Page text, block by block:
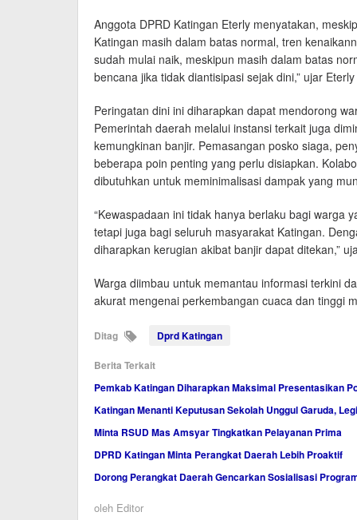
Anggota DPRD Katingan Eterly menyatakan,
Katingan masih dalam batas normal, tren
sudah mulai naik, meskipun masih dalam batas
bencana jika tidak diantisipasi sejak dini,” ujar
Peringatan dini ini diharapkan dapat mendorong
Pemerintah daerah melalui instansi terkait juga
kemungkinan banjir. Pemasangan posko siaga,
beberapa poin penting yang perlu disiapkan.
dibutuhkan untuk meminimalisasi dampak yang
“Kewaspadaan ini tidak hanya berlaku bagi warga
tetapi juga bagi seluruh masyarakat Katingan.
diharapkan kerugian akibat banjir dapat ditekan,”
Warga diimbau untuk memantau informasi terkini
akurat mengenai perkembangan cuaca dan tinggi
Ditag Dprd Katingan
Berita Terkait
Pemkab Katingan Diharapkan Maksimal Presentasikan
Katingan Menanti Keputusan Sekolah Unggul Garuda,
Minta RSUD Mas Amsyar Tingkatkan Pelayanan Prima
DPRD Katingan Minta Perangkat Daerah Lebih Proaktif
Dorong Perangkat Daerah Gencarkan Sosialisasi
oleh Editor